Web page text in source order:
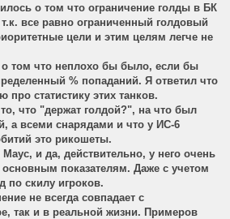
о том что ограничение голды в БК
все равно ограниченный голдовый
цели и этим целям легче не
том что неплохо бы было, если бы
% попаданий. Я ответил что
про статистику этих танков.
что "держат голдой?", на что был
а всеми снарядами и что у ИС-6
это рикошеты.
и да, действительно, у него очень
основным показателям. Даже с учетом
по скилу игроков.
не всегда совпадает с
так и в реальной жизни. Примеров